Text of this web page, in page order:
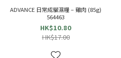
ADVANCE 日常成貓濕糧 – 雞肉 (85g)
564463
HK$10.80
HK$17.00